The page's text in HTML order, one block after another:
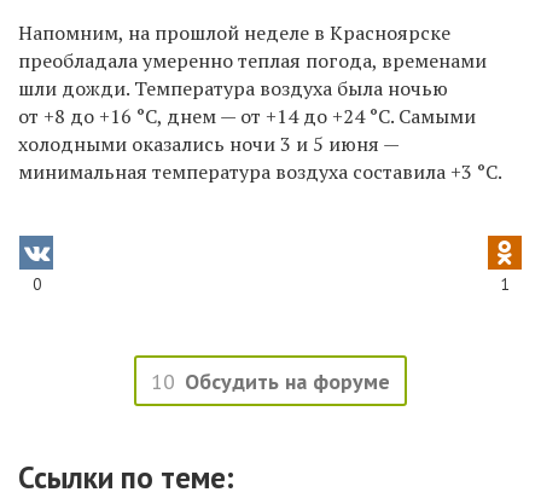
Напомним, на прошлой неделе в Красноярске
преобладала умеренно теплая погода, временами
шли дожди. Температура воздуха была ночью
от +8 до +16 °C, днем — от +14 до +24°C. Самыми
холодными оказались ночи 3 и 5 июня —
минимальная температура воздуха составила +3 °C.
0 1
10 Обсудить на форуме
Ссылки по теме: